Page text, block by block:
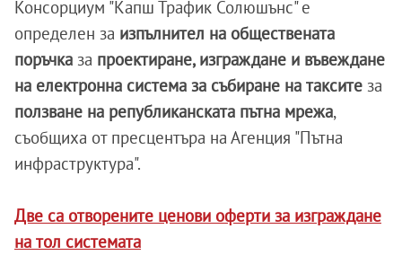
Консорциум "Капш Трафик Солюшънс" е
определен за изпълнител на обществената
поръчка за проектиране, изграждане и въвеждане
на електронна система за събиране на таксите за
ползване на републиканската пътна мрежа,
съобщиха от пресцентъра на Агенция "Пътна
инфраструктура".
Две са отворените ценови оферти за изграждане
на тол системата